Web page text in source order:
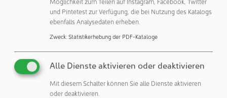
Schreiner Group GmbH & Co. KG
Veröffentlichungen:
Weitere Veröffentlichungen dieses Unternehmens / Autors
und Pintetest zur Verfügung, die bei Nutzung des Katalogs
ebenfalls Analysedaten erheben.
Zweck: Statistikerhebung der PDF-Kataloge
Alle Dienste aktivieren oder deaktivieren
Mit diesem Schalter können Sie alle Dienste aktivieren
oder deaktivieren.